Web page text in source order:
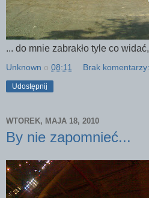
... do mnie zabrakło tyle co
Unknown o 08:11 Brak komentarzy:
Udostępnij
WTOREK, MAJA 18, 2010
By nie zapomnieć...